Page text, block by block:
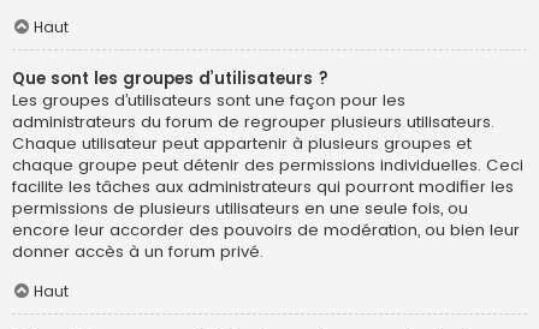
Haut
Que sont les groupes d’utilisateurs ?
Les groupes d’utilisateurs sont une façon pour les
administrateurs du forum de regrouper plusieurs utilisateurs.
Chaque utilisateur peut appartenir à plusieurs groupes et
chaque groupe peut détenir des permissions individuelles. Ceci
facilite les tâches aux administrateurs qui pourront modifier les
permissions de plusieurs utilisateurs en une seule fois, ou
encore leur accorder des pouvoirs de modération, ou bien leur
donner accès à un forum privé.
Haut